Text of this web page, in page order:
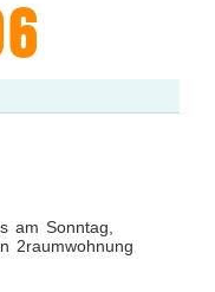
am Sonntag,
2raumwohnung